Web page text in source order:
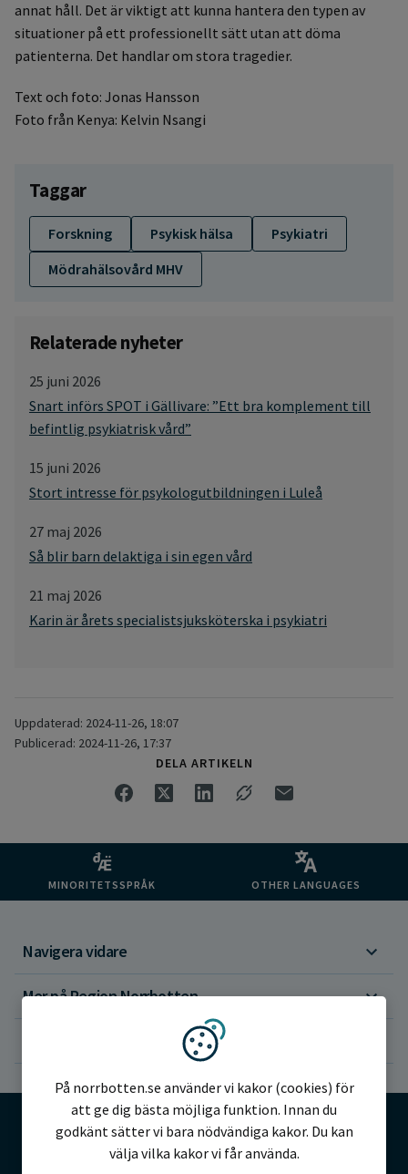
annat håll. Det är viktigt att kunna hantera den typen av
situationer på ett professionellt sätt utan att döma
patienterna. Det handlar om stora tragedier.
Text och foto: Jonas Hansson
Foto från Kenya: Kelvin Nsangi
Taggar
Forskning Psykisk hälsa
Psykiatri
Mödrahälsovård MHV
Relaterade nyheter
25 juni 2026
Snart införs SPOT i Gällivare: ”Ett bra komplement till
befintlig psykiatrisk vård”
15 juni 2026
Stort intresse för psykologutbildningen i Luleå
27 maj 2026
Så blir barn delaktiga i sin egen vård
21 maj 2026
Karin är årets specialistsjuksköterska i psykiatri
Uppdaterad: 2024-11-26, 18:07
Publicerad: 2024-11-26, 17:37
DELA ARTIKELN
MINORITETSSPRÅK OTHER LANGUAGES
Navigera vidare
Mer på Region Norrbotten
Vi använder kakor
På norrbotten.se använder vi kakor (cookies) för
att ge dig bästa möjliga funktion. Innan du
godkänt sätter vi bara nödvändiga kakor. Du kan
välja vilka kakor vi får använda.